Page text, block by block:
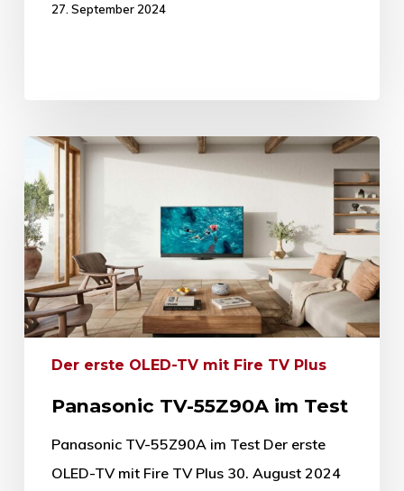
27. September 2024
Der erste OLED-TV mit Fire TV Plus
Panasonic TV-55Z90A im Test
Panasonic TV-55Z90A im Test Der erste
OLED-TV mit Fire TV Plus 30. August 2024